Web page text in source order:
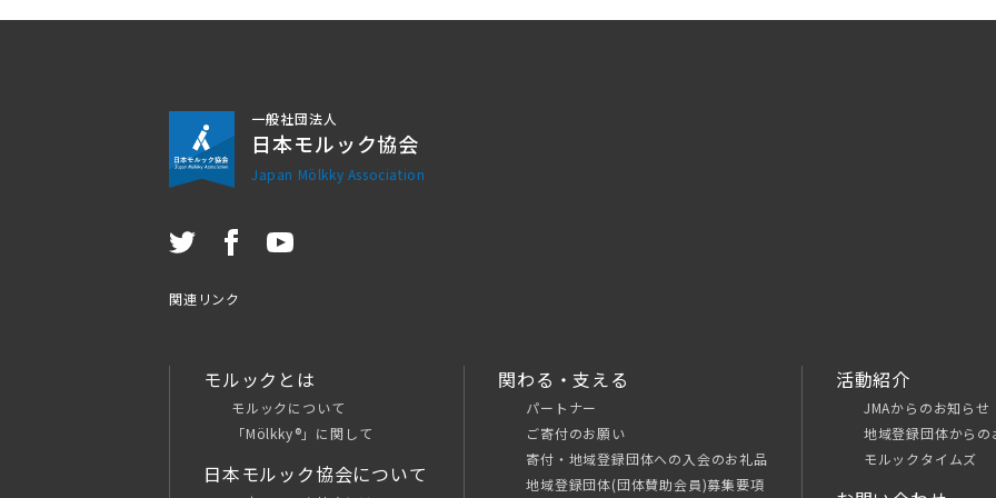
一般社団法人
日本モルック協会
Japan Mölkky Association
関連リンク
モルックとは
モルックについて
「Mölkky®」に関して
日本モルック協会について
関わる・支える
パートナー
ご寄付のお願い
寄付・地域登録団体への入会のお礼品
地域登録団体(団体賛助会員)募集要項
活動紹介
JMAからのお知らせ
地域登録団体からの
モルックタイムズ